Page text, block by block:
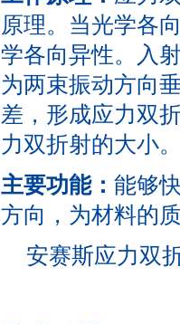
原理。当光学各
学各向异性。入
为两束振动方向
差，形成应力双
力双折射的大小
主要功能： 能够
方向，为材料的
安赛斯应力双